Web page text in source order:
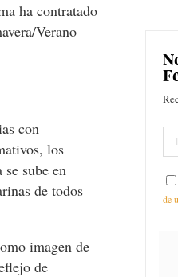
ha contratado
Verano
con
los
sube en
de todos
imagen de
de
de